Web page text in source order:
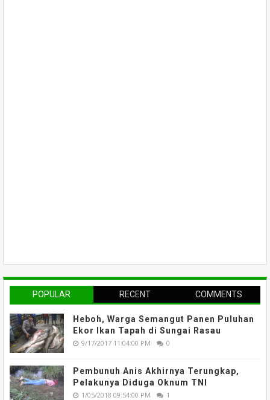
POPULAR RECENT COMMENTS
Heboh, Warga Semangut Panen Puluhan
Ekor Ikan Tapah di Sungai Rasau
9/17/2017 11:04:00 PM 0
Pembunuh Anis Akhirnya Terungkap,
Pelakunya Diduga Oknum TNI
1/05/2018 09:54:00 PM 1